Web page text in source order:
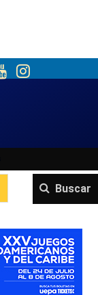
Buscar